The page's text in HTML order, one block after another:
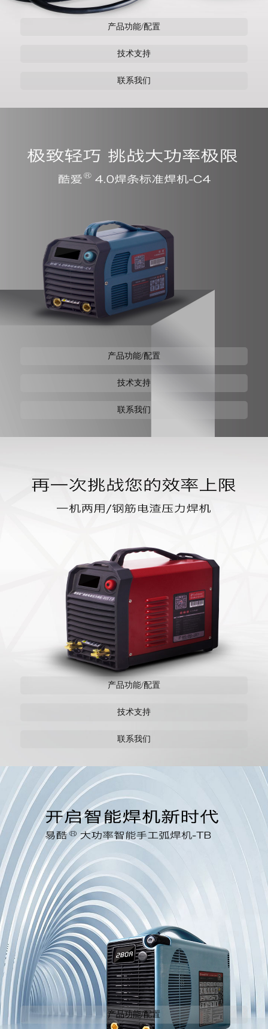
产品功能/配置
技术支持
联系我们
产品功能/配置
技术支持
联系我们
产品功能/配置
技术支持
联系我们
产品功能/配置